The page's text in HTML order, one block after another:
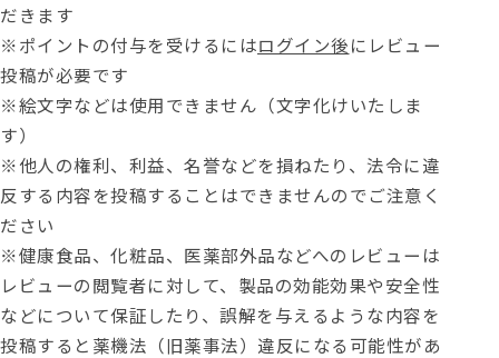
だきます
※ポイントの付与を受けるにはログイン後にレビュー
投稿が必要です
※絵文字などは使用できません（文字化けいたしま
す）
※他人の権利、利益、名誉などを損ねたり、法令に違
反する内容を投稿することはできませんのでご注意く
ださい
※健康食品、化粧品、医薬部外品などへのレビューは
レビューの閲覧者に対して、製品の効能効果や安全性
などについて保証したり、誤解を与えるような内容を
投稿すると薬機法（旧薬事法）違反になる可能性があ